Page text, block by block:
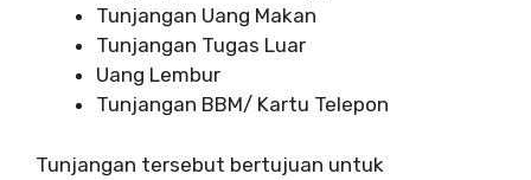
Tunjangan Uang Makan
Tunjangan Tugas Luar
Uang Lembur
Tunjangan BBM/ Kartu Telepon
Tunjangan tersebut bertujuan untuk